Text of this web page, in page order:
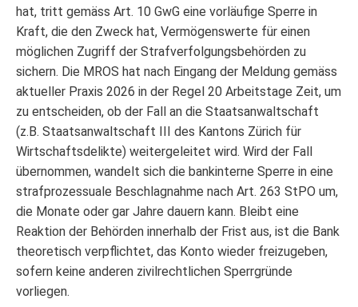
hat, tritt gemäss Art. 10 GwG eine vorläufige Sperre in
Kraft, die den Zweck hat, Vermögenswerte für einen
möglichen Zugriff der Strafverfolgungsbehörden zu
sichern. Die MROS hat nach Eingang der Meldung gemäss
aktueller Praxis 2026 in der Regel 20 Arbeitstage Zeit, um
zu entscheiden, ob der Fall an die Staatsanwaltschaft
(z.B. Staatsanwaltschaft III des Kantons Zürich für
Wirtschaftsdelikte) weitergeleitet wird. Wird der Fall
übernommen, wandelt sich die bankinterne Sperre in eine
strafprozessuale Beschlagnahme nach Art. 263 StPO um,
die Monate oder gar Jahre dauern kann. Bleibt eine
Reaktion der Behörden innerhalb der Frist aus, ist die Bank
theoretisch verpflichtet, das Konto wieder freizugeben,
sofern keine anderen zivilrechtlichen Sperrgründe
vorliegen.